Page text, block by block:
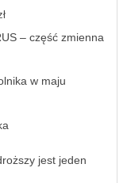
– część zmienna
w maju
jest jeden